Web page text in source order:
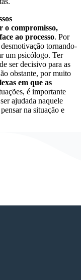
o compromisso,
ao processo. Por
tornando-
um psicólogo. Ter
ser decisivo para as
obstante, por muito
em que as
é importante
ajudada naquele
na situação e